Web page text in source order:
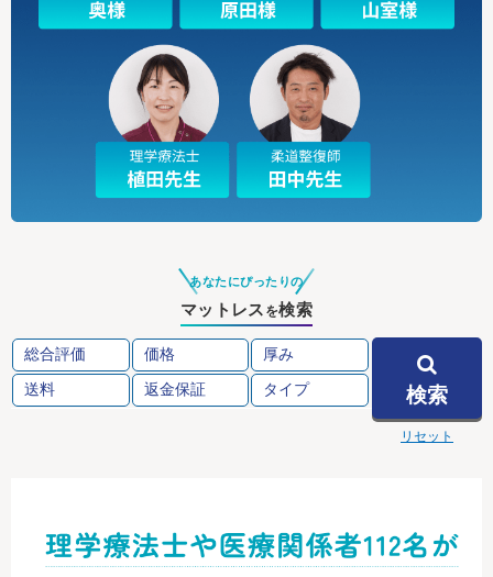
あなたにぴったりの
マットレス を検索
検索
リセット